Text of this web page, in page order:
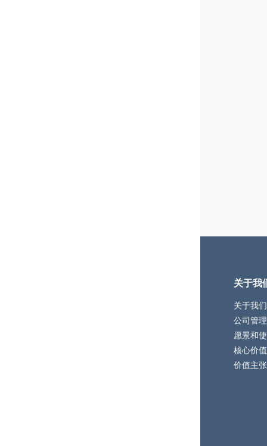
关于我
关于我们
公司管理
愿景和
核心价值
价值主张